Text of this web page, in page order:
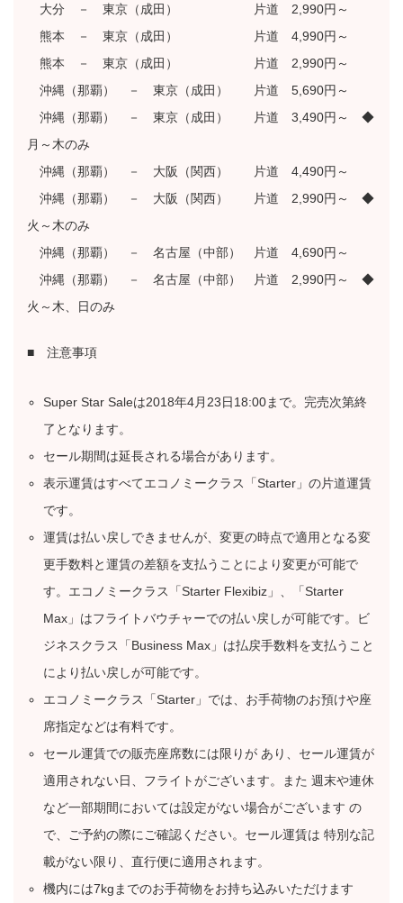
大分 － 東京（成田） 片道 2,990円～
熊本 － 東京（成田） 片道 4,990円～
熊本 － 東京（成田） 片道 2,990円～
沖縄（那覇） － 東京（成田） 片道 5,690円～
沖縄（那覇） － 東京（成田） 片道 3,490円～ ◆
月～木のみ
沖縄（那覇） － 大阪（関西） 片道 4,490円～
沖縄（那覇） － 大阪（関西） 片道 2,990円～ ◆
火～木のみ
沖縄（那覇） － 名古屋（中部） 片道 4,690円～
沖縄（那覇） － 名古屋（中部） 片道 2,990円～ ◆
火～木、日のみ
■ 注意事項
Super Star Saleは2018年4月23日18:00まで。完売次第終
了となります。
セール期間は延長される場合があります。
表示運賃はすべてエコノミークラス「Starter」の片道運賃
です。
運賃は払い戻しできませんが、変更の時点で適用となる変
更手数料と運賃の差額を支払うことにより変更が可能で
す。エコノミークラス「Starter Flexibiz」、「Starter
Max」はフライトバウチャーでの払い戻しが可能です。ビ
ジネスクラス「Business Max」は払戻手数料を支払うこと
により払い戻しが可能です。
エコノミークラス「Starter」では、お手荷物のお預けや座
席指定などは有料です。
セール運賃での販売座席数には限りが あり、セール運賃が
適用されない日、フライトがございます。また 週末や連休
など一部期間においては設定がない場合がございます の
で、ご予約の際にご確認ください。セール運賃は 特別な記
載がない限り、直行便に適用されます。
機内には7kgまでのお手荷物をお持ち込みいただけます